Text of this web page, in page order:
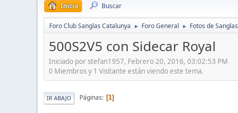
Inicio Buscar
Foro Club Sanglas Catalunya ► Foro General ► Fotos de Sanglas
500S2V5 con Sidecar Royal
Iniciado por stefan1957, Febrero 20, 2016, 03:02:53 PM
0 Miembros y 1 Visitante están viendo este tema.
IR ABAJO Páginas 1